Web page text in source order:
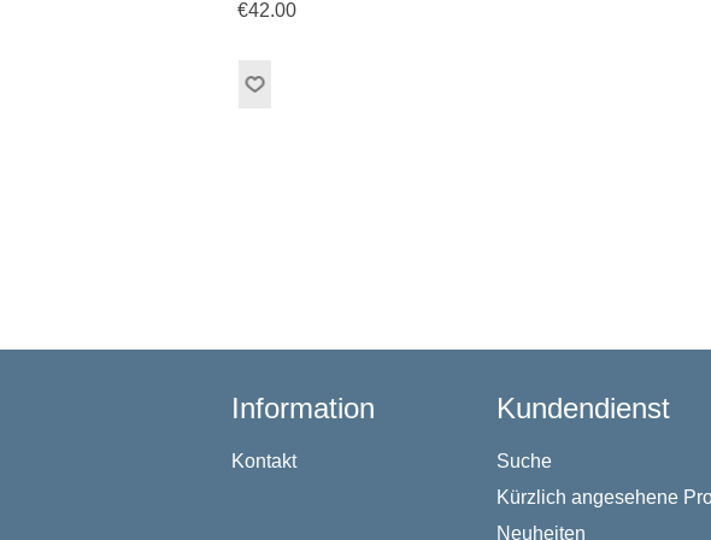
€42.00
Information
Kontakt
Kundendienst
Suche
Kürzlich angesehene
Neuheiten